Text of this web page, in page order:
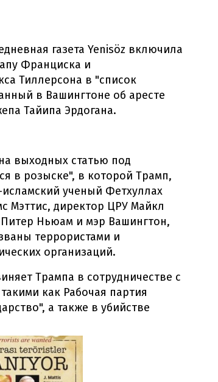
газета Yenisöz включила
Франциска и
Тиллерсона в "список
в Вашингтоне об аресте
Тайипа Эрдогана.
выходных статью под
в розыске", в которой Трамп,
ученый Фетхуллах
Мэттис, директор ЦРУ Майкл
Ньюам и мэр Вашингтон,
террористами и
организаций.
Трампа в сотрудничестве с
как Рабочая партия
а также в убийстве